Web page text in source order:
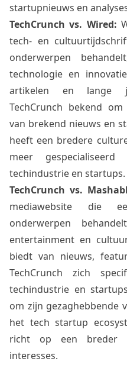
startupnieuws en
TechCrunch vs. Wired:
tech- en
onderwerpen
technologie en
artikelen en lange
TechCrunch bekend
van brekend nieuws en
heeft een bredere
meer
techindustrie en startups.
TechCrunch vs.
mediawebsite die
onderwerpen
entertainment en
biedt van nieuws,
TechCrunch zich
techindustrie en
om zijn gezaghebbende
het tech startup
richt op een breder
interesses.